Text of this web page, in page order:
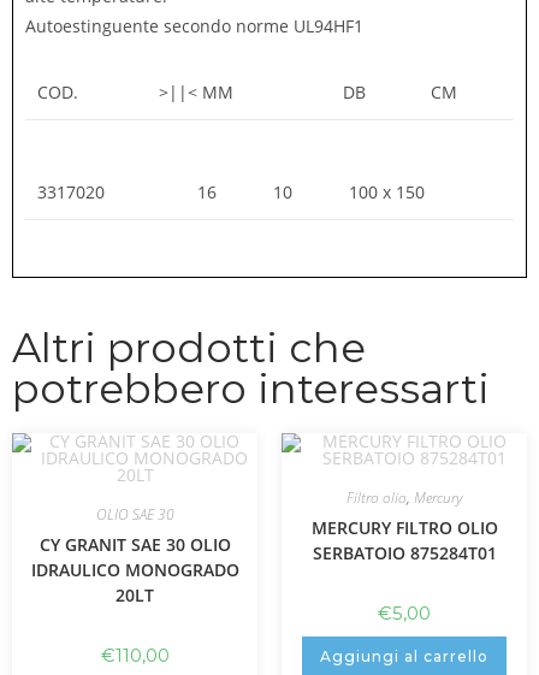
Autoestinguente secondo norme UL94HF1
COD. >||< MM DB CM
3317020 16 10 100 x 150
Altri prodotti che
potrebbero interessarti
OLIO SAE 30
CY GRANIT SAE 30 OLIO
IDRAULICO MONOGRADO
20LT
€110,00
Filtro olio, Mercury
MERCURY FILTRO OLIO
SERBATOIO 875284T01
€5,00
Aggiungi al carrello